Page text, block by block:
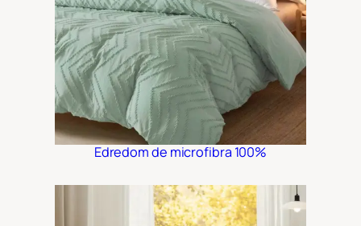
Edredom de microfibra 100%